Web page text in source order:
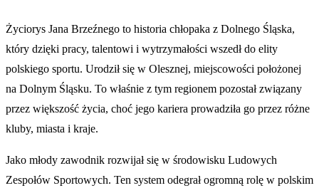
Życiorys Jana Brzeźnego to historia chłopaka z Dolnego Śląska,
który dzięki pracy, talentowi i wytrzymałości wszedł do elity
polskiego sportu. Urodził się w Olesznej, miejscowości położonej
na Dolnym Śląsku. To właśnie z tym regionem pozostał związany
przez większość życia, choć jego kariera prowadziła go przez różne
kluby, miasta i kraje.
Jako młody zawodnik rozwijał się w środowisku Ludowych
Zespołów Sportowych. Ten system odegrał ogromną rolę w polskim